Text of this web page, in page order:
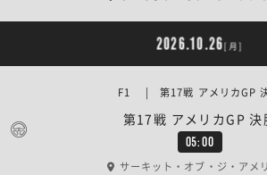
2026.10.26[月]
05:00
第17戦 アメリカGP 決
F1 | 第17戦 アメリカGP
サーキット・オブ・ジ・アメ